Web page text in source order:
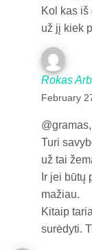
Kol kas
už jį kiek
Rokas
February
@gramas,
Turi
už tai
Ir jei būtų
mažiau.
Kitaip
surėdyti.